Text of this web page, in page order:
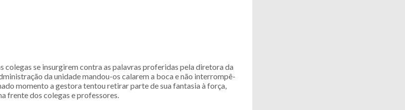
colegas se insurgirem contra as palavras proferidas pela diretora da
da unidade mandou-os calarem a boca e não interrompê-
momento a gestora tentou retirar parte de sua fantasia à força,
frente dos colegas e professores.